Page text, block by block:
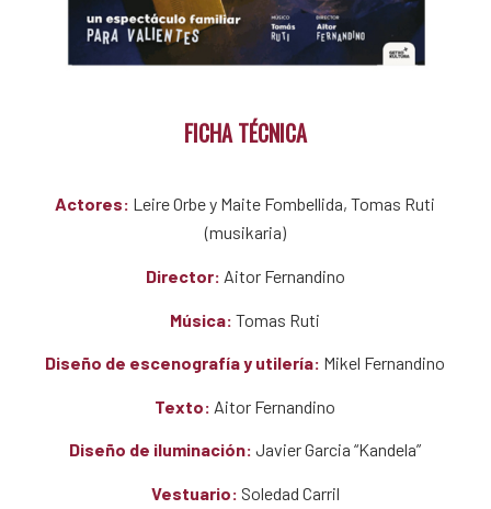
FICHA TÉCNICA
Actores: Leire Orbe y Maite Fombellida, Tomas Ruti
(musikaria)
Director: Aitor Fernandino
Música: Tomas Ruti
Diseño de escenografía y utilería: Mikel Fernandino
Texto: Aitor Fernandino
Diseño de iluminación: Javier Garcia “Kandela”
Vestuario: Soledad Carril